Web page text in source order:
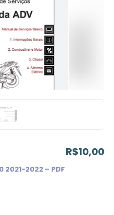
R$10,00
2021-2022 – PDF